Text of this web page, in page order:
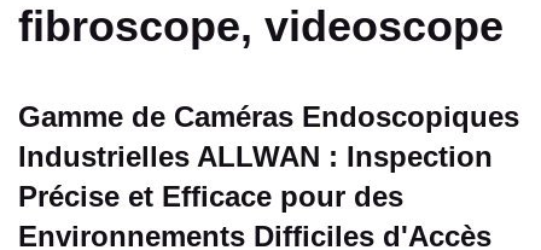
fibroscope, videoscope
Gamme de Caméras Endoscopiques
Industrielles ALLWAN : Inspection
Précise et Efficace pour des
Environnements Difficiles d'Accès